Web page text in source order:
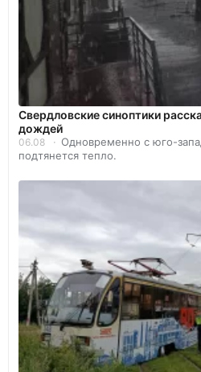
Свердловские синоптики
дождей
06.08
Одновременно с юго-
подтянется тепло.